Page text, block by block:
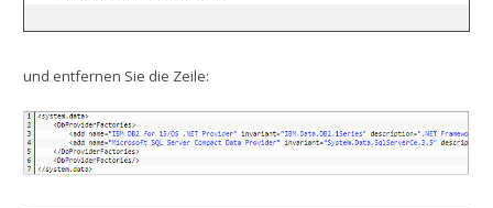
und entfernen Sie die Zeile: